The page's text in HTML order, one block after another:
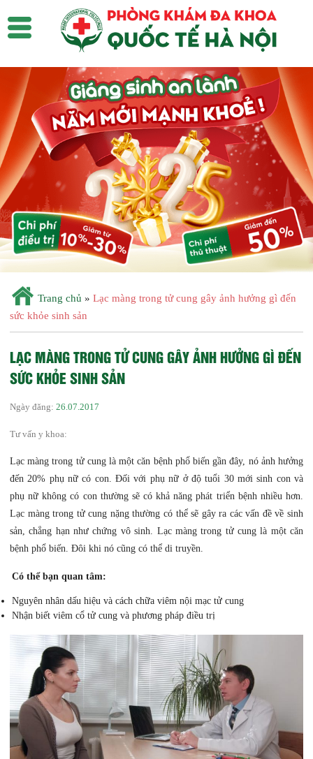
Trang chủ » Lạc màng trong tử cung gây ảnh hưởng gì đến
sức khỏe sinh sản
LẠC MÀNG TRONG TỬ CUNG GÂY ẢNH HƯỞNG GÌ ĐẾN
SỨC KHỎE SINH SẢN
Ngày đăng: 26.07.2017
Tư vấn y khoa:
Lạc màng trong tử cung là một căn bệnh phổ biến gần đây, nó ảnh hưởng
đến 20% phụ nữ có con. Đối với phụ nữ ở độ tuổi 30 mới sinh con và
phụ nữ không có con thường sẽ có khả năng phát triển bệnh nhiều hơn.
Lạc màng trong tử cung nặng thường có thể sẽ gây ra các vấn đề về sinh
sản, chẳng hạn như chứng vô sinh. Lạc màng trong tử cung là một căn
bệnh phổ biến. Đôi khi nó cũng có thể di truyền.
Có thể bạn quan tâm:
Nguyên nhân dấu hiệu và cách chữa viêm nội mạc tử cung
Nhận biết viêm cổ tử cung và phương pháp điều trị